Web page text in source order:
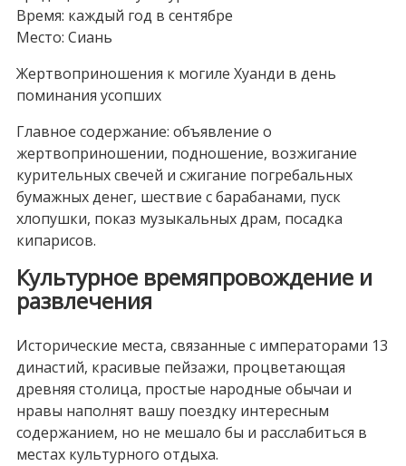
Время: каждый год в сентябре
Место: Сиань
Жертвоприношения к могиле Хуанди в день
поминания усопших
Главное содержание: объявление о
жертвоприношении, подношение, возжигание
курительных свечей и сжигание погребальных
бумажных денег, шествие с барабанами, пуск
хлопушки, показ музыкальных драм, посадка
кипарисов.
Культурное времяпровождение и
развлечения
Исторические места, связанные с императорами 13
династий, красивые пейзажи, процветающая
древняя столица, простые народные обычаи и
нравы наполнят вашу поездку интересным
содержанием, но не мешало бы и расслабиться в
местах культурного отдыха.